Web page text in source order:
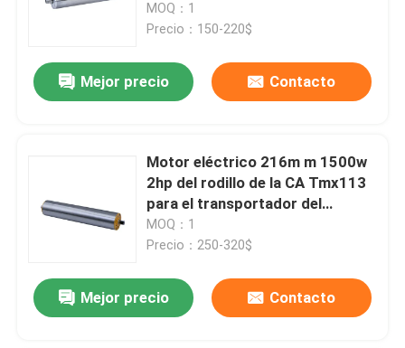
MOQ：1
Precio：150-220$
Mejor precio Contacto
Motor eléctrico 216m m 1500w
2hp del rodillo de la CA Tmx113
para el transportador del
aeropuerto
MOQ：1
Precio：250-320$
Mejor precio Contacto